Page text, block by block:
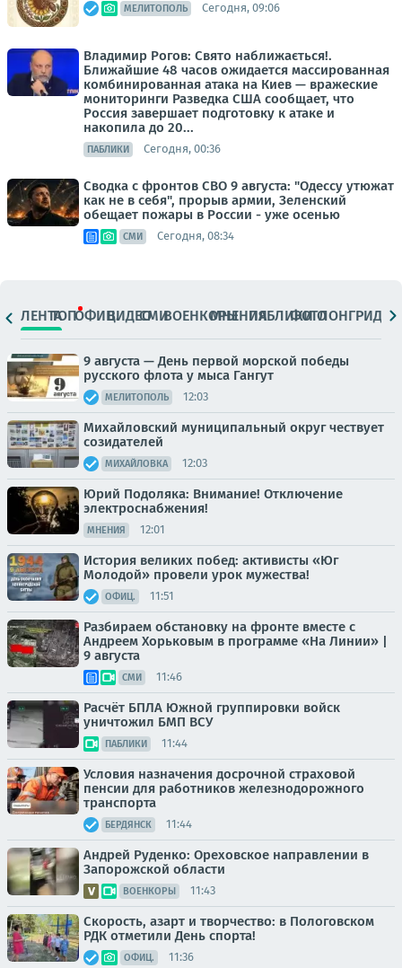
МЕЛИТОПОЛЬ Сегодня, 09:06
Владимир Рогов: Свято наближається!.
Ближайшие 48 часов ожидается массированная
комбинированная атака на Киев — вражеские
мониторинги Разведка США сообщает, что
Россия завершает подготовку к атаке и
накопила до 20...
ПАБЛИКИ Сегодня, 00:36
Сводка с фронтов СВО 9 августа: "Одессу утюжат
как не в себя", прорыв армии, Зеленский
обещает пожары в России - уже осенью
СМИ Сегодня, 08:34
ЛЕНТАТОПОФИЦ.ВИДЕОСМИВОЕНКОРЫМНЕНИЯПАБЛИКИ
ФОТОЛОНГРИДЫ
9 августа — День первой морской победы
русского флота у мыса Гангут
МЕЛИТОПОЛЬ 12:03
Михайловский муниципальный округ чествует
созидателей
МИХАЙЛОВКА 12:03
Юрий Подоляка: Внимание! Отключение
электроснабжения!
МНЕНИЯ 12:01
История великих побед: активисты «Юг
Молодой» провели урок мужества!
ОФИЦ. 11:51
Разбираем обстановку на фронте вместе с
Андреем Хорьковым в программе «На Линии» |
9 августа
СМИ 11:46
Расчёт БПЛА Южной группировки войск
уничтожил БМП ВСУ
ПАБЛИКИ 11:44
Условия назначения досрочной страховой
пенсии для работников железнодорожного
транспорта
БЕРДЯНСК 11:44
Андрей Руденко: Ореховское направлении в
Запорожской области
ВОЕНКОРЫ 11:43
Скорость, азарт и творчество: в Пологовском
РДК отметили День спорта!
ОФИЦ. 11:36